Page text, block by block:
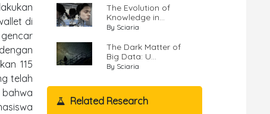
di
115
telah
The Evolution of
Knowledge in...
By Sciaria
The Dark Matter of
Big Data: U...
By Sciaria
Related Research